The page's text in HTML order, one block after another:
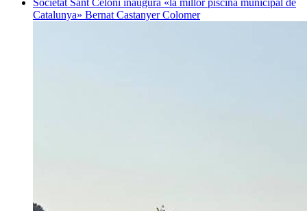
Catalunya» Bernat Castanyer Colomer